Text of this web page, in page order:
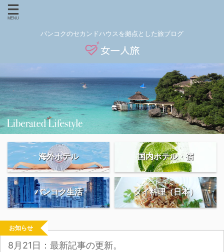
バンコクのセカンドハウスを拠点とした旅ブログ
海外ホテル 国内ホテル・宿
バンコク生活 タイ料理（日本）
お知らせ
8月21日：最新記事の更新。